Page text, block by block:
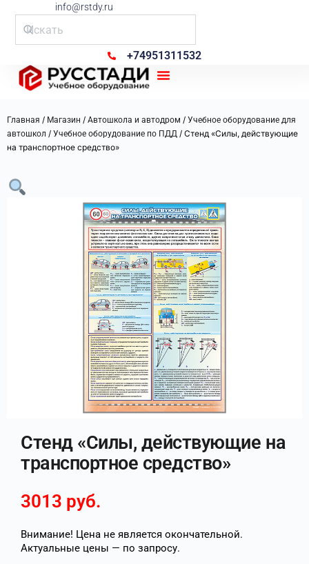
info@rstdy.ru
+74951311532
Главная / Магазин / Автошкола и автодром / Учебное оборудование для
автошкол / Учебное оборудование по ПДД / Стенд «Силы, действующие
на транспортное средство»
Стенд «Силы, действующие на
транспортное средство»
3013 руб.
Внимание! Цена не является окончательной.
Актуальные цены — по запросу.